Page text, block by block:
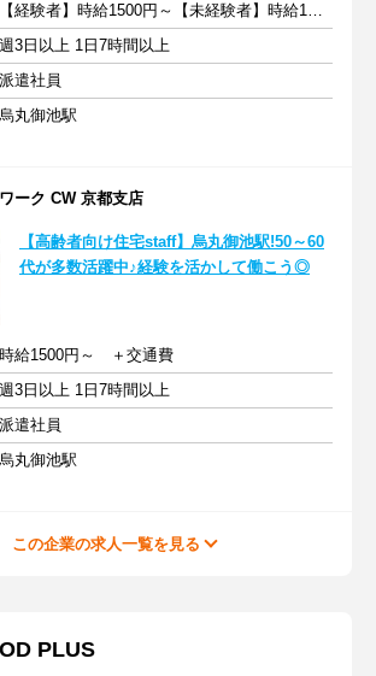
【経験者】時給1500円～【未経験者】時給1400円～ ＋交通費
週3日以上 1日7時間以上
派遣社員
烏丸御池駅
ーク CW 京都支店
【高齢者向け住宅staff】烏丸御池駅!50～60
代が多数活躍中♪経験を活かして働こう◎
時給1500円～ ＋交通費
週3日以上 1日7時間以上
派遣社員
烏丸御池駅
この企業の求人一覧を見る
PLUS